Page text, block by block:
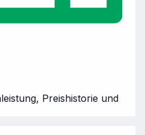
Preishistorie und